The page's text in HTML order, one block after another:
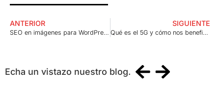
ANTERIOR
SEO en imágenes para WordPress
SIGUIENTE
Qué es el 5G y cómo nos beneficia
Echa un vistazo nuestro blog.